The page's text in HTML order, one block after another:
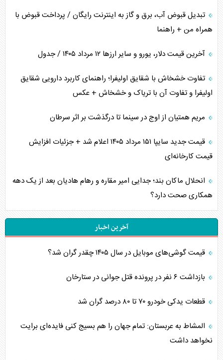
تبدیل قبوض آب، برق و گاز به اینترنت رایگان / پرداخت قبوض با
همراه من + راهنما
آخرین قیمت دلار، یورو و سایر ارز‌ها ۱۲ مرداد ۱۴۰۵ / جدول
تفاوت خشخاش با شقایق اولیفرا؛ راهنمای کاربرد دارویی شقایق
اولیفرا و تفاوت آن با تریاک و خشخاش + عکس
مریم همتیان از اوج در سینما تا درگذشت بر اثر سرطان
قیمت جدید سایپا ۱۵۱ مرداد ۱۴۰۵ اعلام شد + جزئیات افزایش
قیمت کارخانه‌ای
انحلال ماکان بند؛ جدایی امیر مقاره و رهام هادیان بعد از یک دهه
همکاری صحت دارد؟
آخرین اخبار
قیمت گوشی‌های موبایل در سال ۱۴۰۵ چقدر گران شد؟
بازداشت ۶ نفر در پرونده قتل جوانی در ستارخان
قطعات یدکی خودرو ۷۰ تا ۸۰ درصد گران شد
المشاط به عربستان: تمام جهان را هم بسیج کنی فایده‌ای برایت
نخواهد داشت